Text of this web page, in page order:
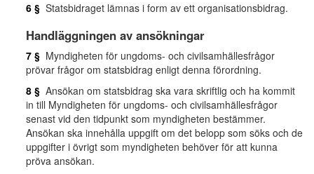
6 § Statsbidraget lämnas i form av ett organisationsbidrag.
Handläggningen av ansökningar
7 § Myndigheten för ungdoms- och civilsamhällesfrågor
prövar frågor om statsbidrag enligt denna förordning.
8 § Ansökan om statsbidrag ska vara skriftlig och ha kommit
in till Myndigheten för ungdoms- och civilsamhällesfrågor
senast vid den tidpunkt som myndigheten bestämmer.
Ansökan ska innehålla uppgift om det belopp som söks och de
uppgifter i övrigt som myndigheten behöver för att kunna
pröva ansökan.